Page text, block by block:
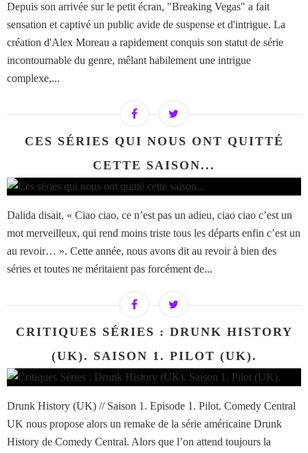
Depuis son arrivée sur le petit écran, "Breaking Vegas" a fait
sensation et captivé un public avide de suspense et d'intrigue. La
création d'Alex Moreau a rapidement conquis son statut de série
incontournable du genre, mêlant habilement une intrigue
complexe,...
CES SÉRIES QUI NOUS ONT QUITTÉ
CETTE SAISON...
Dalida disait, « Ciao ciao, ce n’est pas un adieu, ciao ciao c’est un
mot merveilleux, qui rend moins triste tous les départs enfin c’est un
au revoir… ». Cette année, nous avons dit au revoir à bien des
séries et toutes ne méritaient pas forcément de...
CRITIQUES SÉRIES : DRUNK HISTORY
(UK). SAISON 1. PILOT (UK).
Drunk History (UK) // Saison 1. Episode 1. Pilot. Comedy Central
UK nous propose alors un remake de la série américaine Drunk
History de Comedy Central. Alors que l’on attend toujours la